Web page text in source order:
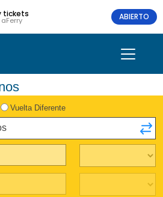
tickets ABIERTO
Vuelta Diferente